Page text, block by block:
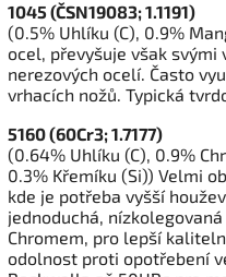
1045 (ČSN19083; 1.1191)
(0.5% Uhlíku (C), 0.9%
ocel, převyšuje však
nerezových ocelí. Často
vrhacích nožů. Typická
5160 (60Cr3; 1.7177)
(0.64% Uhlíku (C), 0.9%
0.3% Křemíku (Si)) Velmi
kde je potřeba vyšší
jednoduchá,
Chromem, pro lepší
odolnost proti opotřebení